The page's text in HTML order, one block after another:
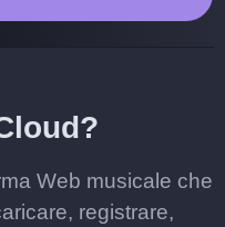
Web musicale che
registrare,